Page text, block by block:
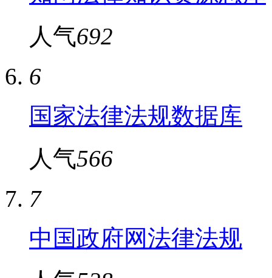
人气692
6
国家法律法规数据库
人气566
7
中国政府网法律法规